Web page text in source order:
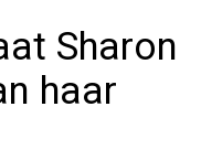
Sharon
haar